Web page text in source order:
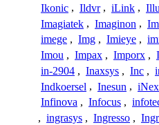
Ikonic , Ildvr , iLink ,
Imagiatek , Imaginon ,
imege , Img , Imieye ,
Imou , Impax , Imporx ,
in-2904 , Inaxsys , Inc ,
Indkoersel , Inesun ,
Infinova , Infocus ,
, ingrasys , Ingresso ,